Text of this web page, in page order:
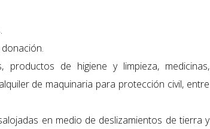
productos de higiene y limpieza, medicinas,
de maquinaria para protección civil, entre
en medio de deslizamientos de tierra y